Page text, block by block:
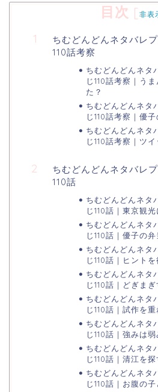
目次 [ 非表
ちむどんどんネタバレ
110話考察
ちむどんどんネタ
じ110話考察｜う
た？
ちむどんどんネタ
じ110話考察｜優
ちむどんどんネタ
じ110話考察｜ツ
ちむどんどんネタバレ
110話
ちむどんどんネタ
じ110話｜東京観
ちむどんどんネタ
じ110話｜優子の弁
ちむどんどんネタ
じ110話｜ヒント
ちむどんどんネタ
じ110話｜どぎま
ちむどんどんネタ
じ110話｜試作を重
ちむどんどんネタ
じ110話｜強みは弱
ちむどんどんネタ
じ110話｜清江を
ちむどんどんネタ
じ110話｜お腹の子